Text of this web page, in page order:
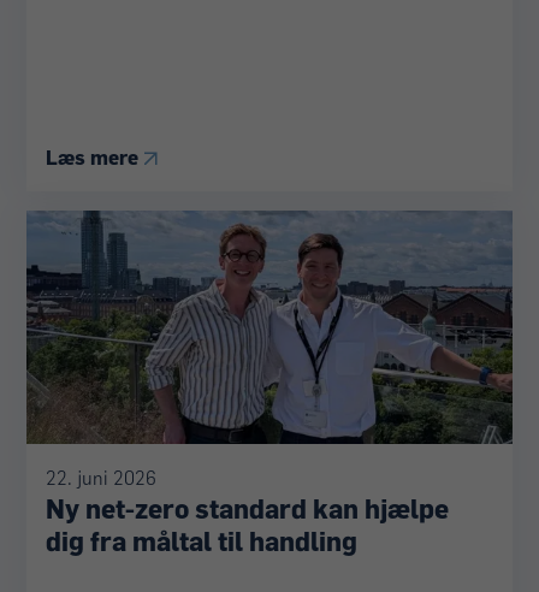
Læs mere
22. juni 2026
Ny net-zero standard kan hjælpe
dig fra måltal til handling